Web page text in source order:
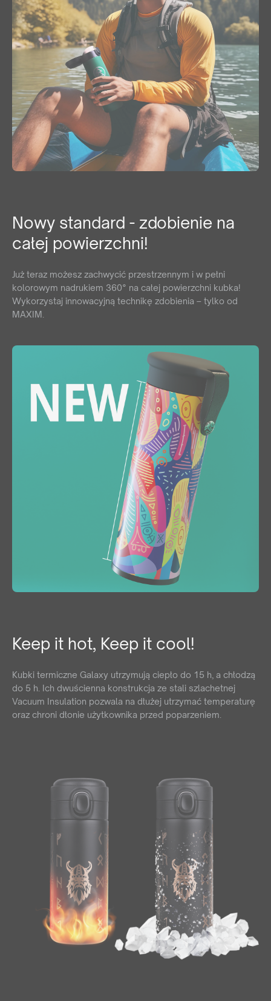
Nowy standard - zdobienie na
całej powierzchni!
Już teraz możesz zachwycić przestrzennym i w pełni
kolorowym nadrukiem 360° na całej powierzchni kubka!
Wykorzystaj innowacyjną technikę zdobienia – tylko od
MAXIM.
Keep it hot, Keep it cool!
Kubki termiczne Galaxy utrzymują ciepło do 15 h, a chłodzą
do 5 h. Ich dwuścienna konstrukcja ze stali szlachetnej
Vacuum Insulation pozwala na dłużej utrzymać temperaturę
oraz chroni dłonie użytkownika przed poparzeniem.